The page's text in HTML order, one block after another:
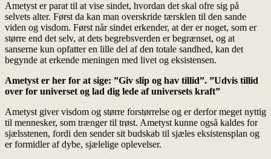
Ametyst er parat til at vise sindet, hvordan det skal ofre sig på
selvets alter. Først da kan man overskride tærsklen til den sande
viden og visdom. Først når sindet erkender, at der er noget, som er
større end det selv, at dets begrebsverden er begrænset, og at
sanserne kun opfatter en lille del af den totale sandhed, kan det
begynde at erkende meningen med livet og eksistensen.
Ametyst er her for at sige: ”Giv slip og hav tillid”. ”Udvis tillid
over for universet og lad dig lede af universets kraft”
Ametyst giver visdom og større forstørrelse og er derfor meget nyttig
til mennesker, som trænger til trøst. Ametyst kunne også kaldes for
sjælsstenen, fordi den sender sit budskab til sjæles eksistensplan og
er formidler af dybe, sjælelige oplevelser.